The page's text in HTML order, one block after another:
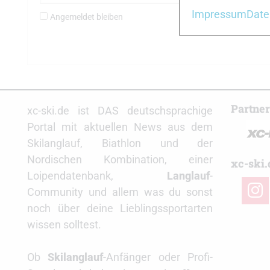
Angemeldet bleiben
xc-ski.de ist DAS deutschsprachige
Portal mit aktuellen News aus dem
Skilanglauf, Biathlon und der
Nordischen Kombination, einer
Loipendatenbank, Langlauf-
Community und allem was du sonst
noch über deine Lieblingssportarten
wissen solltest.
Ob Skilanglauf-Anfänger oder Profi-
Partner
xc-
Impressum